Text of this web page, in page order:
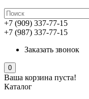
+7 (909) 337-77-15
+7 (987) 337-77-15
Заказать звонок
0
Ваша корзина пуста!
Каталог